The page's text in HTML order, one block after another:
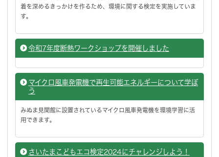
着を深めるきっかけを作るため、環境に関する検定を実施していま
す。
令和7年度断熱ワークショップを開催しました
マイクロ風車発電機で再生可能エネルギーについて学ぼ
う
みぬま見聞館に設置されているマイクロ風車発電機を環境学習に活
用できます。
さいたまこどもエコ検定2024にチャレンジしよう！